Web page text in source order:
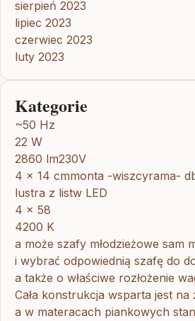
sierpień 2023
lipiec 2023
czerwiec 2023
luty 2023
Kategorie
~50 Hz
22 W
2860 lm230V
4 x 14 cmmonta -wiszcyrama-
lustra z listw LED
4 x 58
4200 K
a może szafy młodzieżowe sam
i wybrać odpowiednią szafę do
a także o właściwe rozłożenie
Cała konstrukcja wsparta jest na
a w materacach piankowych